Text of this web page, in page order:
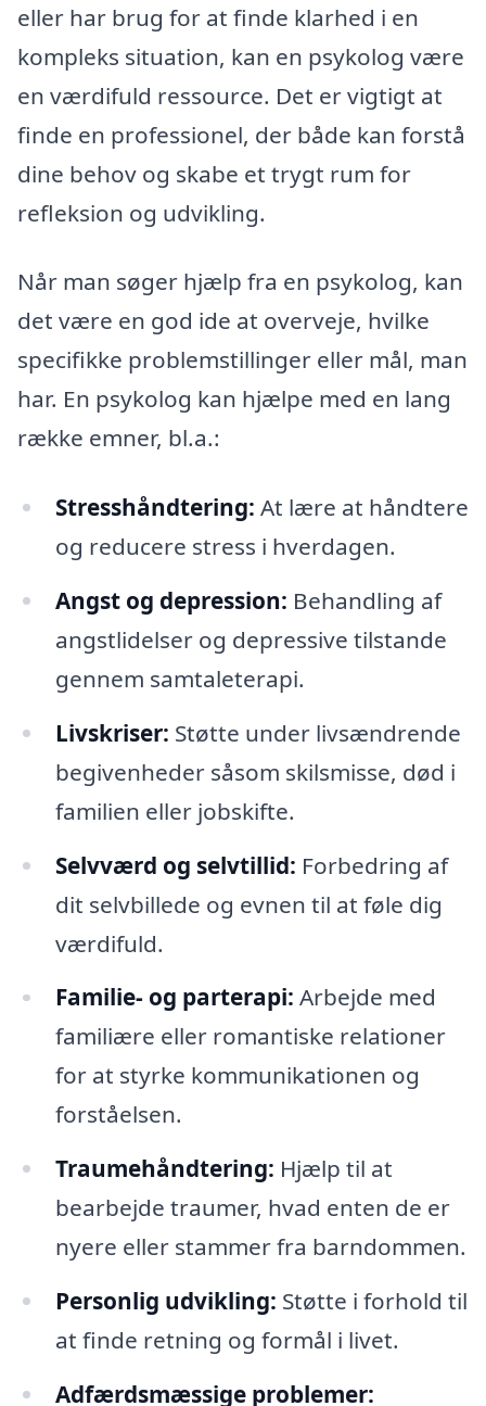
eller har brug for at finde klarhed i en
kompleks situation, kan en psykolog være
en værdifuld ressource. Det er vigtigt at
finde en professionel, der både kan forstå
dine behov og skabe et trygt rum for
refleksion og udvikling.
Når man søger hjælp fra en psykolog, kan
det være en god ide at overveje, hvilke
specifikke problemstillinger eller mål, man
har. En psykolog kan hjælpe med en lang
række emner, bl.a.:
Stresshåndtering: At lære at håndtere
og reducere stress i hverdagen.
Angst og depression: Behandling af
angstlidelser og depressive tilstande
gennem samtaleterapi.
Livskriser: Støtte under livsændrende
begivenheder såsom skilsmisse, død i
familien eller jobskifte.
Selvværd og selvtillid: Forbedring af
dit selvbillede og evnen til at føle dig
værdifuld.
Familie- og parterapi: Arbejde med
familiære eller romantiske relationer
for at styrke kommunikationen og
forståelsen.
Traumehåndtering: Hjælp til at
bearbejde traumer, hvad enten de er
nyere eller stammer fra barndommen.
Personlig udvikling: Støtte i forhold til
at finde retning og formål i livet.
Adfærdsmæssige problemer: